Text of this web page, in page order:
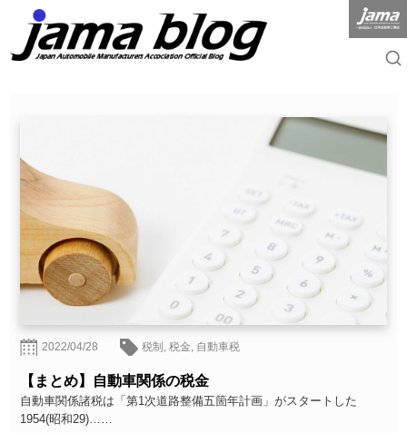
2022/04/28 税制 ,税金 自動車税
【まとめ】自動車関係の税金
自動車関係諸税は「第1次道路整備五箇年計画」がスタートした
1954(昭和29)……